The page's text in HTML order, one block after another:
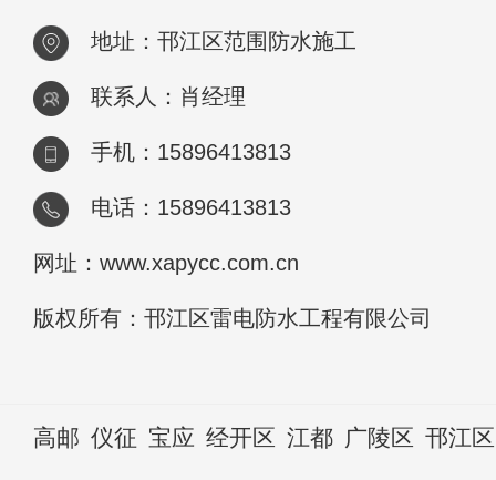
地址：邗江区范围防水施工
联系人：肖经理
手机：15896413813
电话：15896413813
网址：www.xapycc.com.cn
版权所有：邗江区雷电防水工程有限公司
高邮 仪征 宝应 经开区 江都 广陵区 邗江区